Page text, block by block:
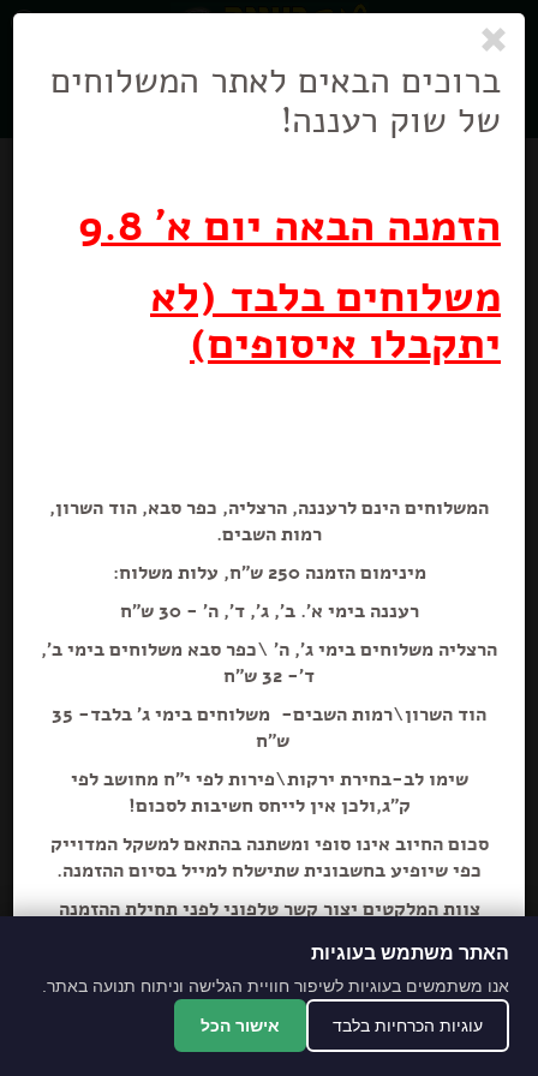
ניווט
בניווט
הוספה+
ברוכים הבאים לאתר המשלוחים
של שוק רעננה!
הזמנה הבאה יום א' 9.8
משלוחים בלבד (לא
יתקבלו איסופים)
המשלוחים הינם לרעננה, הרצליה, כפר סבא, הוד השרון,
רמות השבים.
מינימום הזמנה 250 ש"ח, עלות משלוח:
רעננה בימי א'. ב', ג', ד', ה' - 30 ש"ח
הרצליה משלוחים בימי ג', ה' \כפר סבא משלוחים בימי ב',
ד'- 32 ש"ח
הוד השרון\רמות השבים- משלוחים בימי ג' בלבד- 35
ש"ח
שימו לב-בחירת ירקות\פירות לפי י"ח מחושב לפי
ק"ג,ולכן אין לייחס חשיבות לסכום!
סכום החיוב אינו סופי ומשתנה בהתאם למשקל המדוייק
כפי שיופיע בחשבונית שתישלח למייל בסיום ההזמנה.
צוות המלקטים יצור קשר טלפוני לפני תחילת ההזמנה
מתחייבים לסחורה הכי
מובחרת!
*האתר והמקום עם נגישות מלאה לנכים.
האתר משתמש בעוגיות
אנו משתמשים בעוגיות לשיפור חוויית הגלישה וניתוח תנועה באתר.
עוגיות הכרחיות בלבד אישור הכל